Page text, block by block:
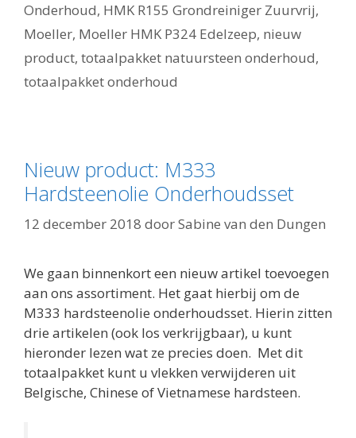
Onderhoud, HMK R155 Grondreiniger Zuurvrij,
Moeller, Moeller HMK P324 Edelzeep, nieuw
product, totaalpakket natuursteen onderhoud,
totaalpakket onderhoud
Nieuw product: M333
Hardsteenolie Onderhoudsset
12 december 2018 doorSabine van den Dungen
We gaan binnenkort een nieuw artikel toevoegen
aan ons assortiment. Het gaat hierbij om de
M333 hardsteenolie onderhoudsset. Hierin zitten
drie artikelen (ook los verkrijgbaar), u kunt
hieronder lezen wat ze precies doen. Met dit
totaalpakket kunt u vlekken verwijderen uit
Belgische, Chinese of Vietnamese hardsteen.